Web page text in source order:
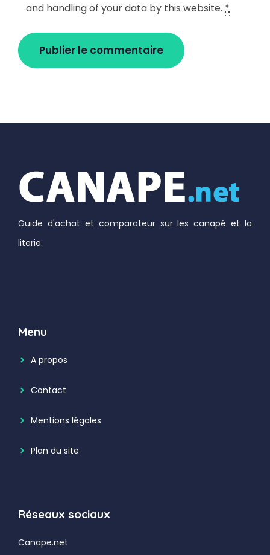
and handling of your data by this website. *
Guide d'achat et comparateur sur les canapé et la
literie.
Menu
A propos
Contact
Mentions légales
Plan du site
Réseaux sociaux
Canape.net